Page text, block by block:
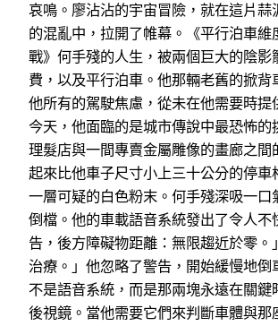
哀鳴。廖沾沾的宇宙冒險，就在這片蒜
的混亂中，拉開了帷幕。《平行泊車維
戰》何手殘的人生，被兩個巨大的陰影
費，以及平行泊車。他那輛老舊的掀背
他所有的駕駛焦慮，從未在他需要時提
今天，他面臨的是城市傳說中最恐怖的
理髮店與一間專賣金屬雕像的畫廊之間
起來比他車子尺寸小上三十公分的停車
一層可疑的白色粉末。何手殘深吸一口
倒檔。他的車載語音系統發出了令人不
告，後方障礙物距離：無限趨近於零。
治療。」他忽略了警告，開始緩慢地倒
不是語音系統，而是那兩塊永遠在關鍵
後視鏡。當他需要它們來判斷車體與那